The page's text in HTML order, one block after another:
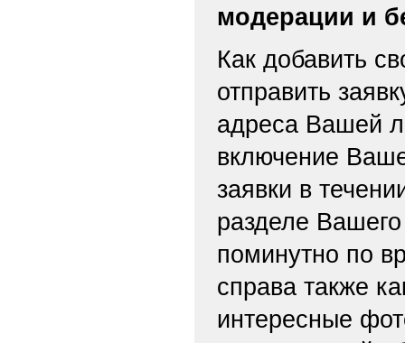
модерации и
Как добавить
отправить
адреса Вашей
включение
заявки в
разделе
поминутно по
справа также
интересные